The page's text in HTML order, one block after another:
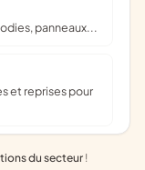
panneaux...
du secteur !